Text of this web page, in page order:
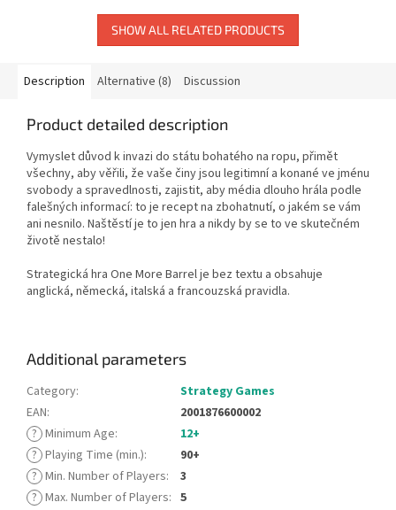
SHOW ALL RELATED PRODUCTS
Description Alternative (8) Discussion
Product detailed description
Vymyslet důvod k invazi do státu bohatého na ropu, přimět
všechny, aby věřili, že vaše činy jsou legitimní a konané ve jménu
svobody a spravedlnosti, zajistit, aby média dlouho hrála podle
falešných informací: to je recept na zbohatnutí, o jakém se vám
ani nesnilo. Naštěstí je to jen hra a nikdy by se to ve skutečném
životě nestalo!
Strategická hra One More Barrel je bez textu a obsahuje
anglická, německá, italská a francouzská pravidla.
Additional parameters
Category:
Strategy Games
EAN:
2001876600002
? Minimum Age:
12+
? Playing Time (min.):
90+
? Min. Number of Players:
3
? Max. Number of Players: 5